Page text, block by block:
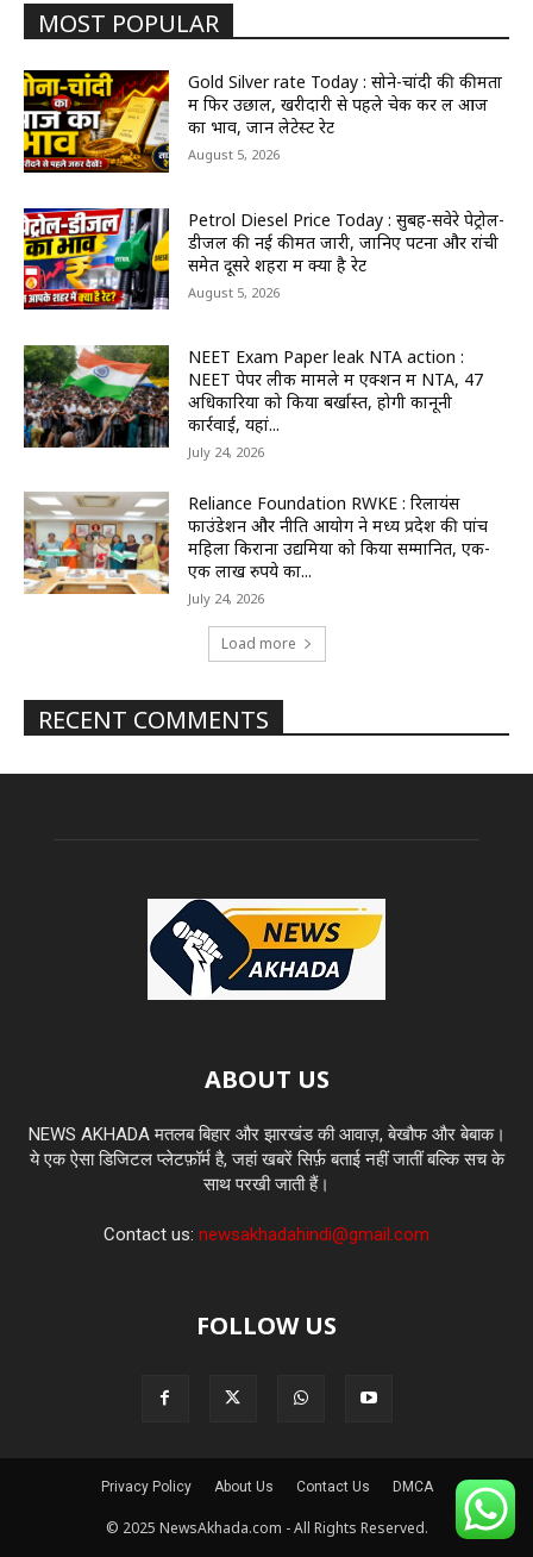
MOST POPULAR
Gold Silver rate Today : सोने-चांदी की कीमतों
में फिर उछाल, खरीदारी से पहले चेक कर लें आज
का भाव, जानें लेटेस्ट रेट
August 5, 2026
Petrol Diesel Price Today : सुबह-सवेरे पेट्रोल-
डीजल की नई कीमतें जारी, जानिए पटना और रांची
समेत दूसरे शहरों में क्या है रेट
August 5, 2026
NEET Exam Paper leak NTA action :
NEET पेपर लीक मामले में एक्शन में NTA, 47
अधिकारियों को किया बर्खास्त, होगी कानूनी
कार्रवाई, यहां...
July 24, 2026
Reliance Foundation RWKE : रिलायंस
फाउंडेशन और नीति आयोग ने मध्य प्रदेश की पांच
महिला किराना उद्यमियों को किया सम्मानित, एक-
एक लाख रुपये का...
July 24, 2026
Load more
RECENT COMMENTS
ABOUT US
NEWS AKHADA मतलब बिहार और झारखंड की आवाज़, बेखौफ और बेबाक।
ये एक ऐसा डिजिटल प्लेटफ़ॉर्म है, जहां खबरें सिर्फ़ बताई नहीं जातीं बल्कि सच के
साथ परखी जाती हैं।
Contact us: newsakhadahindi@gmail.com
FOLLOW US
Privacy Policy About Us Contact Us DMCA
© 2025 NewsAkhada.com - All Rights Reserved.